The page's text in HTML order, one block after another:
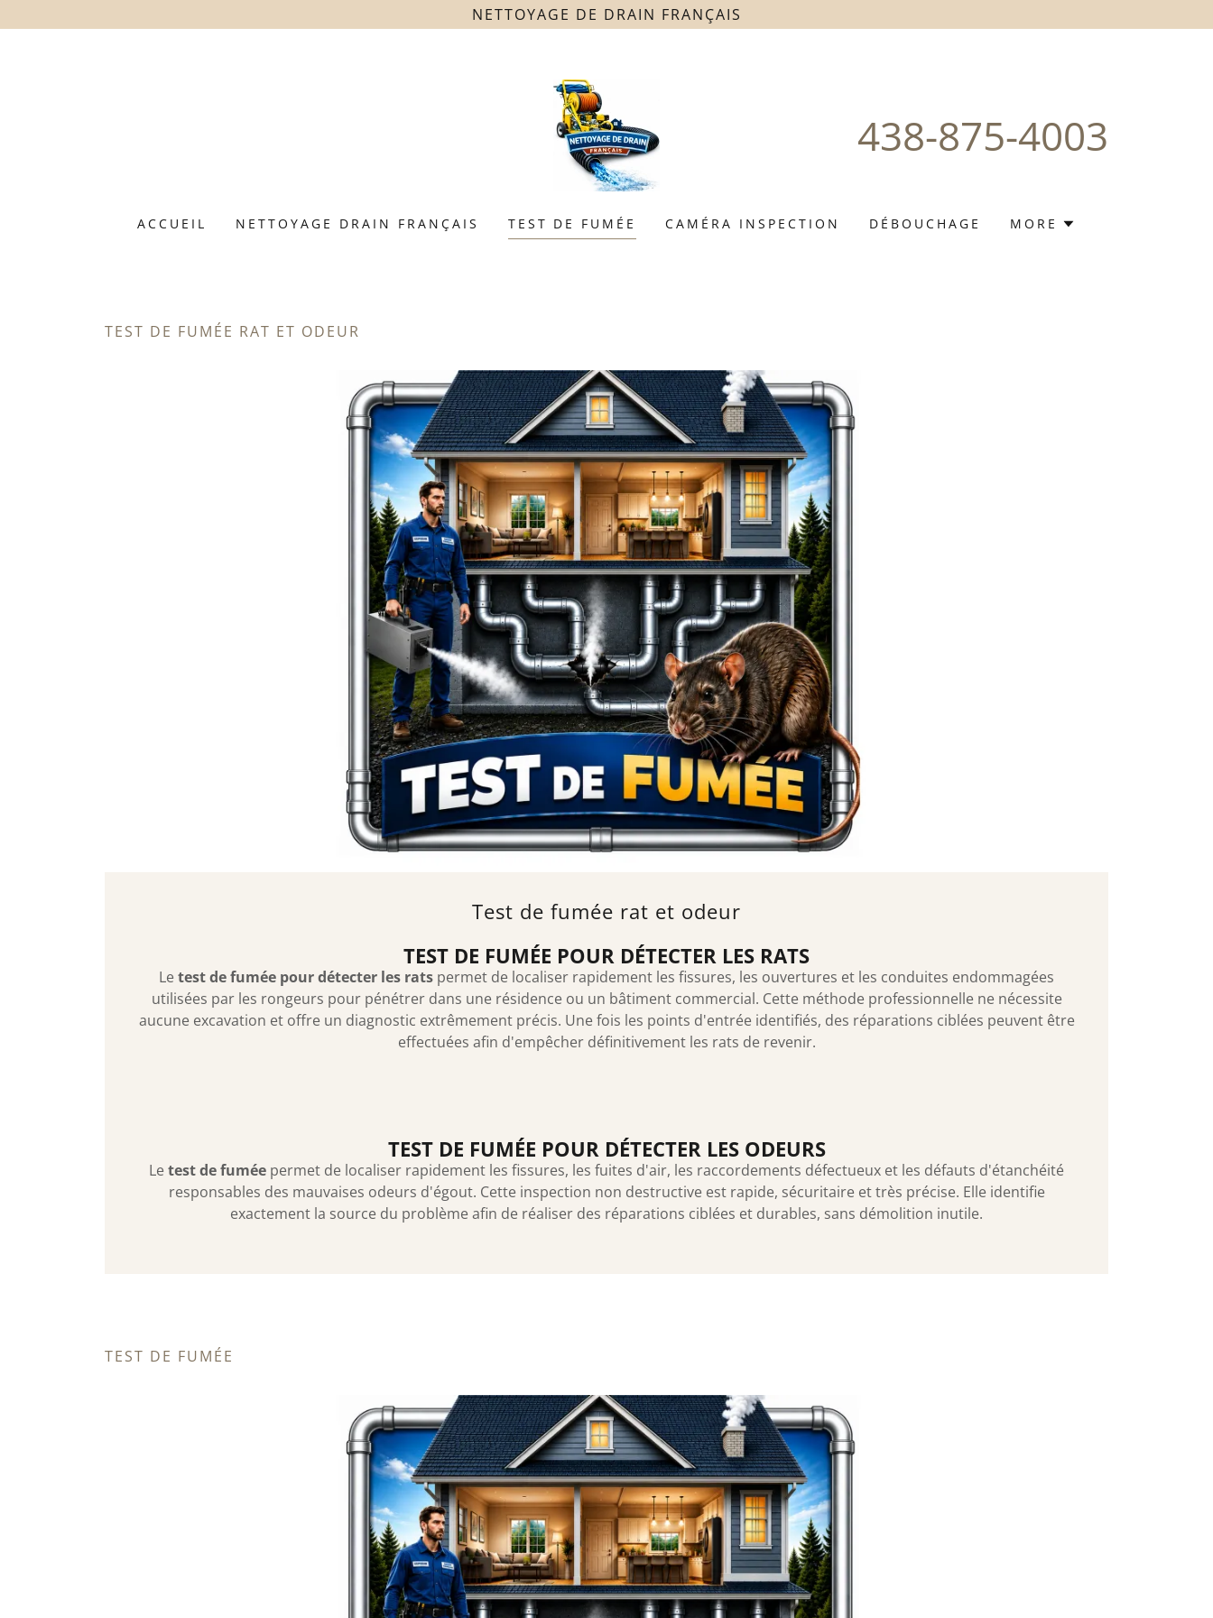
NETTOYAGE DE DRAIN FRANÇAIS
438-875-4003
ACCUEIL NETTOYAGE DRAIN FRANÇAIS TEST DE FUMÉE CAMÉRA INSPECTION DÉBOUCHAGE MORE
TEST DE FUMÉE RAT ET ODEUR
Test de fumée rat et odeur
TEST DE FUMÉE POUR DÉTECTER LES RATS
Letest de fumée pour détecter les rats permet de localiser rapidement les fissures, les ouvertures et les conduites endommagées
utilisées par les rongeurs pour pénétrer dans une résidence ou un bâtiment commercial. Cette méthode professionnelle ne nécessite
aucune excavation et offre un diagnostic extrêmement précis. Une fois les points d'entrée identifiés, des réparations ciblées peuvent être
effectuées afin d'empêcher définitivement les rats de revenir.
TEST DE FUMÉE POUR DÉTECTER LES ODEURS
Letest de fumée permet de localiser rapidement les fissures, les fuites d'air, les raccordements défectueux et les défauts d'étanchéité
responsables des mauvaises odeurs d'égout. Cette inspection non destructive est rapide, sécuritaire et très précise. Elle identifie
exactement la source du problème afin de réaliser des réparations ciblées et durables, sans démolition inutile.
TEST DE FUMÉE